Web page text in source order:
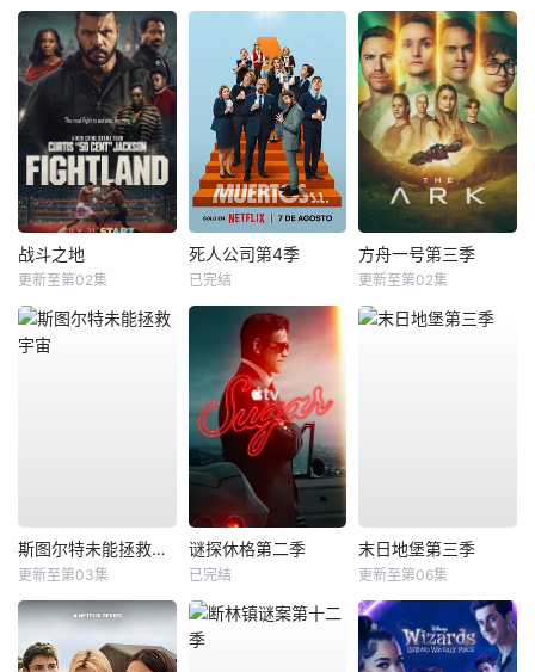
战斗之地
更新至第02集
死人公司第4季
已完结
方舟一号第三季
更新至第02集
斯图尔特未能拯救宇宙
更新至第03集
谜探休格第二季
已完结
末日地堡第三季
更新至第06集